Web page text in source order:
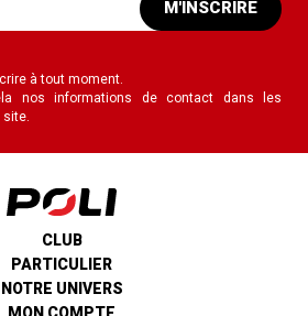
M'INSCRIRE
à tout moment.
nos informations de contact dans les
CLUB
PARTICULIER
NOTRE UNIVERS